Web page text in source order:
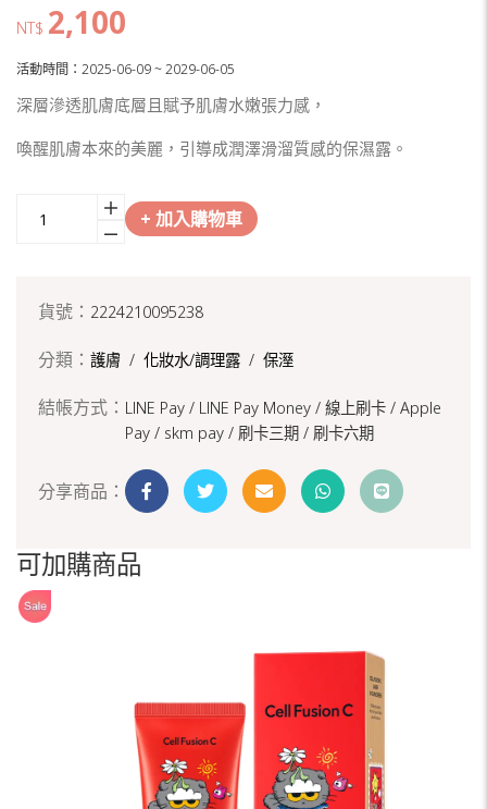
NT$ 2,100
活動時間：2025-06-09 ~ 2029-06-05
深層滲透肌膚底層且賦予肌膚水嫩張力感，
喚醒肌膚本來的美麗，引導成潤澤滑溜質感的保濕露。
+ 加入購物車
貨號： 2224210095238
分類： 護膚 / 化妝水/調理露 / 保溼
結帳方式： LINE Pay / LINE Pay Money / 線上刷卡 / Apple
Pay / skm pay / 刷卡三期 / 刷卡六期
分享商品：
可加購商品